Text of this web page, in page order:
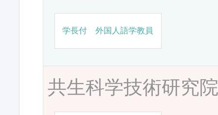
学長付 外国人語学教員
共生科学技術研究